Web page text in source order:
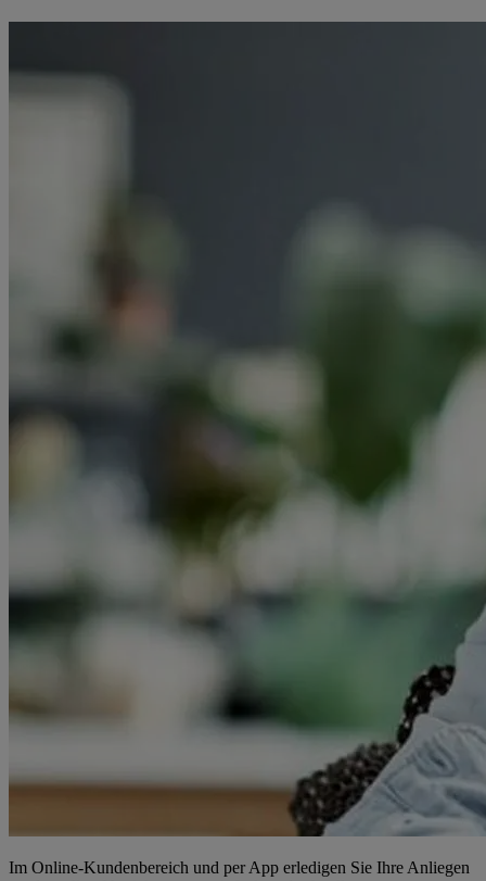
Im Online-Kundenbereich und per App erledigen Sie Ihre Anliegen